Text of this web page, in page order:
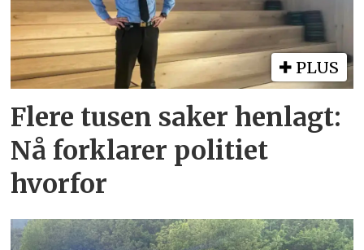
PLUS
Flere tusen saker henlagt:
Nå forklarer politiet
hvorfor